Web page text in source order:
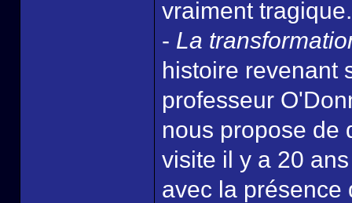
vraiment
- La
histoire revenant
professeur
nous propose de
visite il y a 20
avec la présence